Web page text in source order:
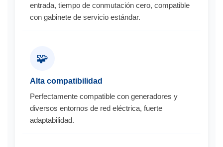
entrada, tiempo de conmutación cero, compatible
con gabinete de servicio estándar.
🧩
Alta compatibilidad
Perfectamente compatible con generadores y
diversos entornos de red eléctrica, fuerte
adaptabilidad.